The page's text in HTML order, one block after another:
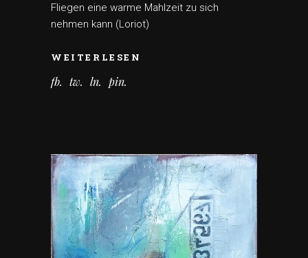
Fliegen eine warme Mahlzeit zu sich
nehmen kann (Loriot)
WEITERLESEN
fb tw ln pin